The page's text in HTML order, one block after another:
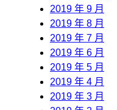
2019 年 9 月
2019 年 8 月
2019 年 7 月
2019 年 6 月
2019 年 5 月
2019 年 4 月
2019 年 3 月